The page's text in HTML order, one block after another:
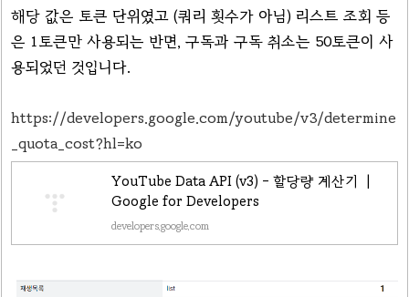
해당 값은 토큰 단위였고 (쿼리 횟수가 아님) 리스트 조회 등
은 1토큰만 사용되는 반면, 구독과 구독 취소는 50토큰이 사
용되었던 것입니다.
https://developers.google.com/youtube/v3/determine
_quota_cost?hl=ko
YouTube Data API (v3) - 할당량 계산기 |
Google for Developers
developers.google.com